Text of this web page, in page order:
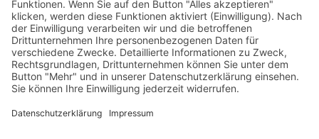
Frescor 200ml Frescor 250ml Frescor 500ml